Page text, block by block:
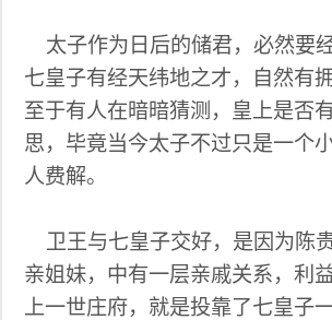
太子作为日后的储君，必然要
七皇子有经天纬地之才，自然有
至于有人在暗暗猜测，皇上是否
思，毕竟当今太子不过只是一个
人费解。
卫王与七皇子交好，是因为陈
亲姐妹，中有一层亲戚关系，利
上一世庄府，就是投靠了七皇子